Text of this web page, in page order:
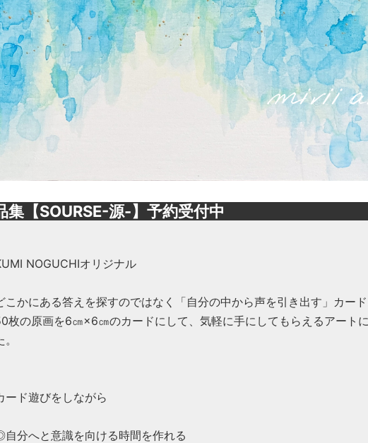
集【SOURSE-源-】予約受付中
NOGUCHIオリジナル
こかにある答えを探すのではなく「自分の中から声を引き出す」カード
枚の原画を6㎝×6㎝のカードにして、気軽に手にしてもらえるアート
。
ード遊びをしながら
分へと意識を向ける時間を作れる